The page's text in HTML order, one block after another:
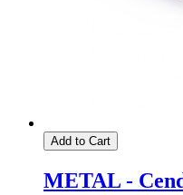
Add to Cart
METAL -